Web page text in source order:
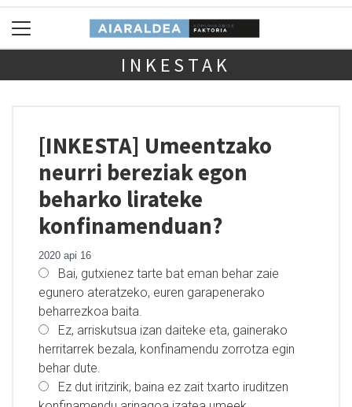
INKESTAK
[INKESTA] Umeentzako
neurri bereziak egon
beharko lirateke
konfinamenduan?
2020 api 16
Bai, gutxienez tarte bat eman behar zaie
egunero ateratzeko, euren garapenerako
beharrezkoa baita.
Ez, arriskutsua izan daiteke eta, gainerako
herritarrek bezala, konfinamendu zorrotza egin
behar dute.
Ez dut iritzirik, baina ez zait txarto iruditzen